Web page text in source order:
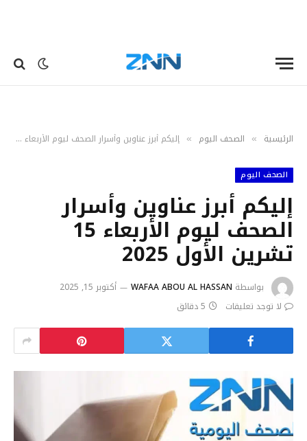
الرئيسية » الصحف اليوم » إليكم أبرز عناوين وأسرار الصحف ليوم الأربعاء 15 تشرين الأول 2025
الصحف اليوم
إليكم أبرز عناوين وأسرار
الصحف ليوم الأربعاء 15
تشرين الأول 2025
بواسطة WAFAA ABOU AL HASSAN
أكتوبر 15, 2025
لا توجد تعليقات
5 دقائق